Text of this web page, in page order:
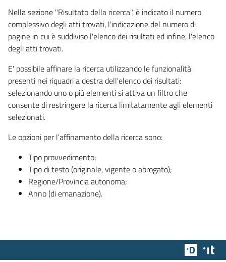
Nella sezione "Risultato della ricerca", è indicato il numero
complessivo degli atti trovati, l'indicazione del numero di
pagine in cui è suddiviso l'elenco dei risultati ed infine, l'elenco
degli atti trovati.
E' possibile affinare la ricerca utilizzando le funzionalità
presenti nei riquadri a destra dell'elenco dei risultati:
selezionando uno o più elementi si attiva un filtro che
consente di restringere la ricerca limitatamente agli elementi
selezionati.
Le opzioni per l'affinamento della ricerca sono:
Tipo provvedimento;
Tipo di testo (originale, vigente o abrogato);
Regione/Provincia autonoma;
Anno (di emanazione).
Team